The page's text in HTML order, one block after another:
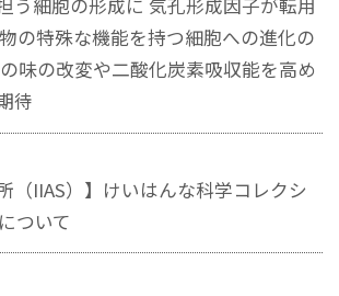
う細胞の形成に 気孔形成因子が転用
の特殊な機能を持つ細胞への進化の
味の改変や二酸化炭素吸収能を高め
待
（IIAS）】けいはんな科学コレクシ
ついて